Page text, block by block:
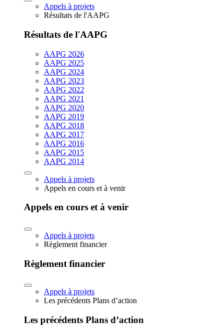
Appels à projets
Résultats de l'AAPG
Résultats de l'AAPG
AAPG 2026
AAPG 2025
AAPG 2024
AAPG 2023
AAPG 2022
AAPG 2021
AAPG 2020
AAPG 2019
AAPG 2018
AAPG 2017
AAPG 2016
AAPG 2015
AAPG 2014
Appels à projets
Appels en cours et à venir
Appels en cours et à venir
Appels à projets
Règlement financier
Règlement financier
Appels à projets
Les précédents Plans d’action
Les précédents Plans d’action